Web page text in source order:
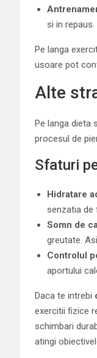
si in
Pe langa
usoare pot
Alte
Pe langa dieta
procesul de
Sfaturi
Hidratare
senzatia de
Somn de
greutate.
Controlul
aportului
Daca te intrebi
exercitii fizice
schimbari
atingi